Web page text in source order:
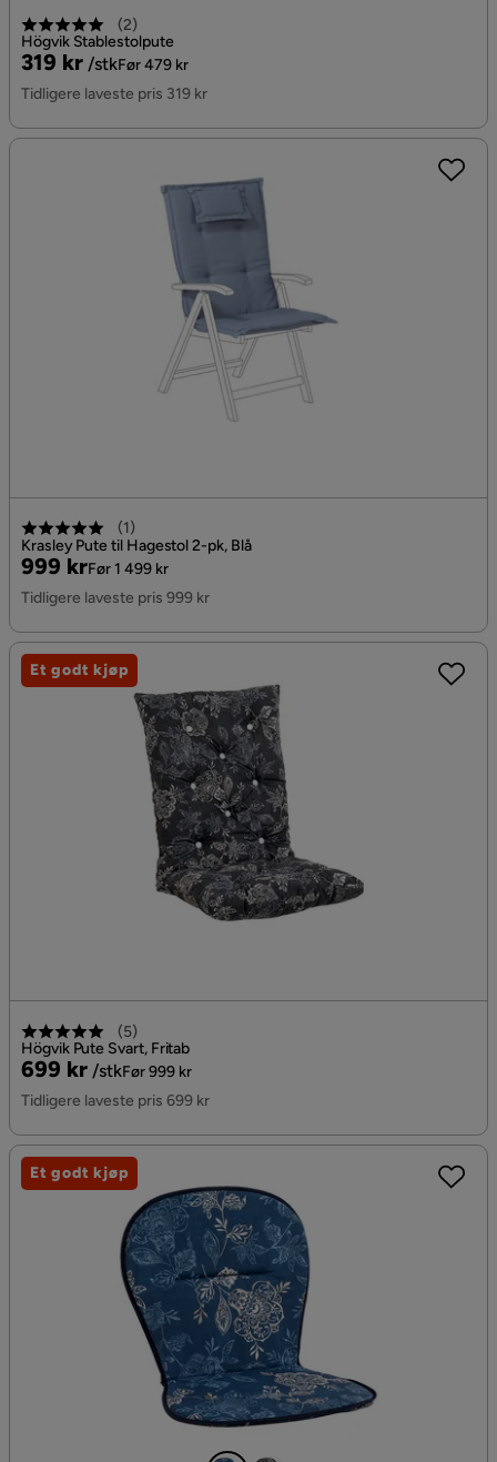
(2)
Högvik Stablestolpute
Pris
319 kr /stk
Original
Pris
Før 479 kr
Tidligere laveste pris 319 kr
(1)
Krasley Pute til Hagestol 2-pk, Blå
Pris
999 kr
Original
Pris
Før 1 499 kr
Tidligere laveste pris 999 kr
(5)
Högvik Pute Svart, Fritab
Pris
699 kr /stk
Original
Pris
Før 999 kr
Tidligere laveste pris 699 kr
Et godt kjøp
Et godt kjøp